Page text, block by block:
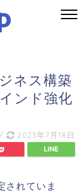
ネス構築
ンド強化
/ 2023年7月18日
されていま